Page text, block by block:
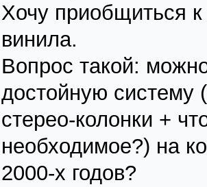
Хочу приобщиться
винила.
Вопрос такой:
достойную систему
стерео-колонки +
необходимое?) на
2000-х годов?